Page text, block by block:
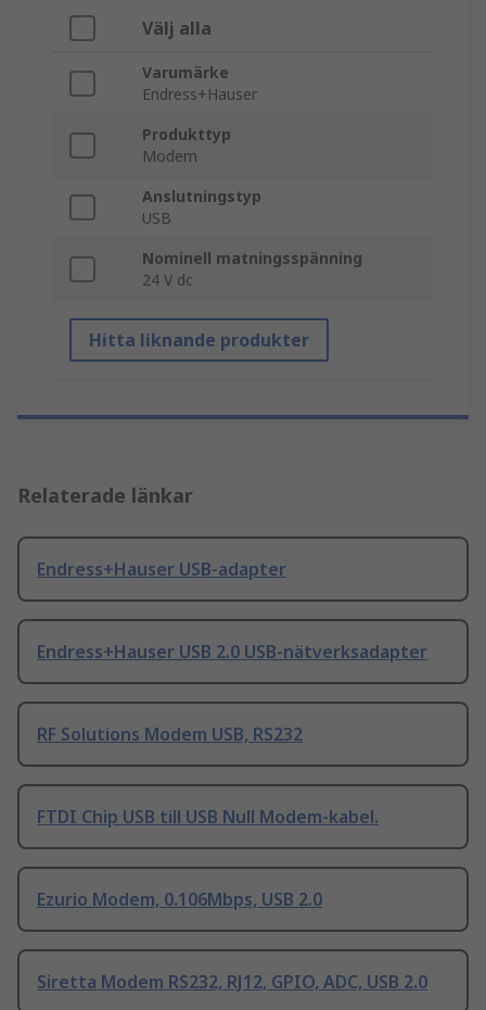
Välj alla
Varumärke
Endress+Hauser
Produkttyp
Modem
Anslutningstyp
USB
Nominell matningsspänning
24 V dc
Hitta liknande produkter
Relaterade länkar
Endress+Hauser USB-adapter
Endress+Hauser USB 2.0 USB-nätverksadapter
RF Solutions Modem USB, RS232
FTDI Chip USB till USB Null Modem-kabel.
Ezurio Modem, 0.106Mbps, USB 2.0
Siretta Modem RS232, RJ12, GPIO, ADC, USB 2.0